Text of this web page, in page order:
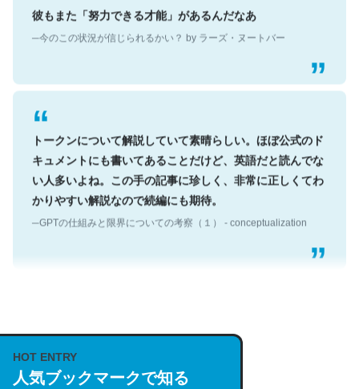
彼もまた「努力できる才能」があるんだなあ
トークンについて解説していて素晴らしい。ほぼ公式のド
キュメントにも書いてあることだけど、英語だと読んでな
い人多いよね。この手の記事に珍しく、非常に正しくてわ
かりやすい解説なので続編にも期待。
説してる記事が少ないので貴重な良記事。/続編来た
https://isobe324649.hatenablog.com/entry/2023/03/27
/064121
HOT ENTRY
人気ブックマークで知る